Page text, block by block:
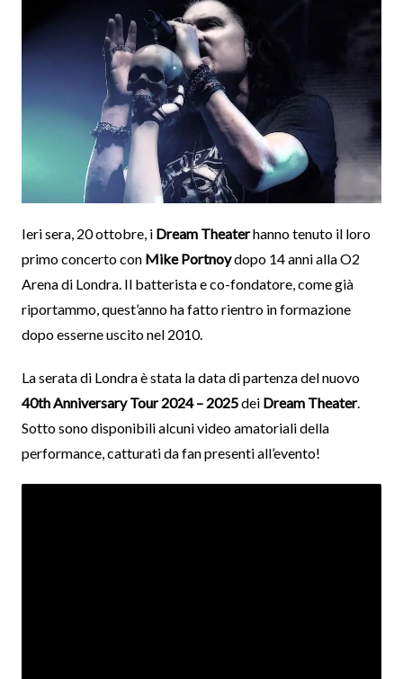
Ieri sera, 20 ottobre, i Dream Theaterhanno tenuto il loro
primo concerto con Mike Portnoydopo 14 anni alla O2
Arena di Londra. Il batterista e co-fondatore, come già
riportammo, quest’anno ha fatto rientro in formazione
dopo esserne uscito nel 2010.
La serata di Londra è stata la data di partenza del nuovo
40th Anniversary Tour 2024 – 2025dei Dream Theater.
Sotto sono disponibili alcuni video amatoriali della
performance, catturati da fan presenti all’evento!